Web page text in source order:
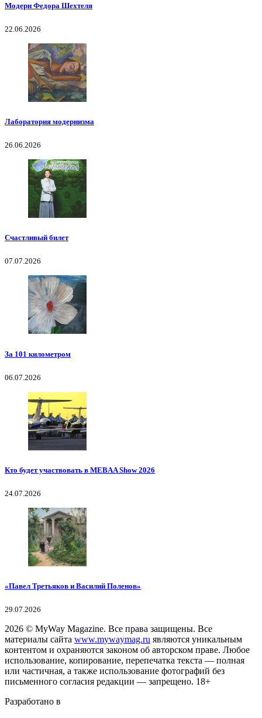
Модерн Федора Шехтеля
22.06.2026
Лаборатория модернизма
26.06.2026
Счастливый билет
07.07.2026
За 101 километром
06.07.2026
Кто будет участвовать в MEBAA Show 2026
24.07.2026
«Павел Третьяков и Василий Поленов»
29.07.2026
2026 © MyWay Magazine. Все права защищены. Все
материалы сайта www.mywaymag.ru являются уникальным
контентом и охраняются законом об авторском праве. Любое
использование, копирование, перепечатка текста — полная
или частичная, а также использование фотографий без
письменного согласия редакции — запрещено. 18+
Разработано в